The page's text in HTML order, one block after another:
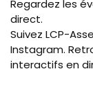
Regardez les
direct.
Suivez LCP-
Instagram.
interactifs en